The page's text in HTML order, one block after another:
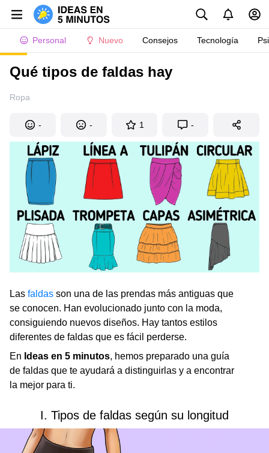
Personal Nuevo Consejos Tecnología
Qué tipos de faldas hay
Ropa
- - 1 -
Las faldas son una de las prendas más antiguas que
se conocen. Han evolucionado junto con la moda,
consiguiendo nuevos diseños. Hay tantos estilos
diferentes de faldas que es fácil perderse.
En Ideas en 5 minutos, hemos preparado una guía
de faldas que te ayudará a distinguirlas y a encontrar
la mejor para ti.
I. Tipos de faldas según su longitud